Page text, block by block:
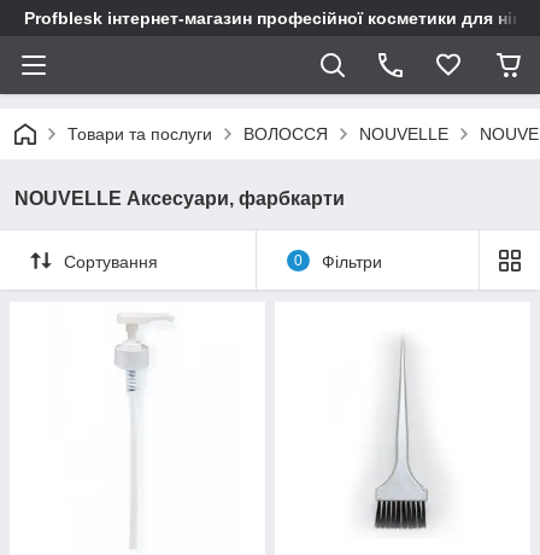
Profblesk інтернет-магазин професійної косметики для
Товари та послуги ВОЛОССЯ NOUVELLE
NOUVELLE Аксесуари, фарбкарти
Сортування 0 Фільтри